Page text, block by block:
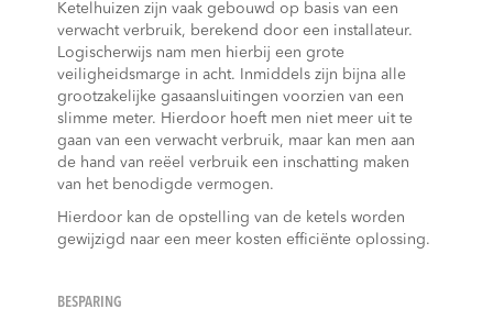
Ketelhuizen zijn vaak gebouwd op basis van een
verwacht verbruik, berekend door een installateur.
Logischerwijs nam men hierbij een grote
veiligheidsmarge in acht. Inmiddels zijn bijna alle
grootzakelijke gasaansluitingen voorzien van een
slimme meter. Hierdoor hoeft men niet meer uit te
gaan van een verwacht verbruik, maar kan men aan
de hand van reëel verbruik een inschatting maken
van het benodigde vermogen.
Hierdoor kan de opstelling van de ketels worden
gewijzigd naar een meer kosten efficiënte oplossing.
BESPARING